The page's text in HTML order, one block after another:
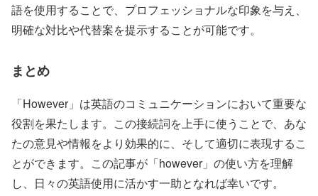
語を使用することで、プロフェッショナルな印象を与え、
明確な対比や代替案を提示することが可能です。
まとめ
「However」は英語のコミュニケーションにおいて重要な
役割を果たします。この接続詞を上手に使うことで、あな
たの意見や情報をより効果的に、そして適切に表現するこ
とができます。この記事が「however」の使い方を理解
し、日々の英語使用に活かす一助となれば幸いです。